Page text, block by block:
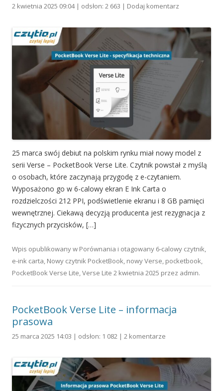
2 kwietnia 2025 09:04 | odsłon: 2 663 | Dodaj komentarz
25 marca swój debiut na polskim rynku miał nowy model z
serii Verse – PocketBook Verse Lite. Czytnik powstał z myślą
o osobach, które zaczynają przygodę z e-czytaniem.
Wyposażono go w 6-calowy ekran E Ink Carta o
rozdzielczości 212 PPI, podświetlenie ekranu i 8 GB pamięci
wewnętrznej. Ciekawą decyzją producenta jest rezygnacja z
fizycznych przycisków, […]
Wpis opublikowany w Porównania i otagowany 6-calowy czytnik,
e-ink carta, Nowy czytnik PocketBook, nowy Verse, pocketbook,
PocketBook Verse Lite,Verse Lite 2 kwietnia 2025 przez admin.
PocketBook Verse Lite – informacja
prasowa
25 marca 2025 14:03 | odsłon: 1 082 | 2 komentarze